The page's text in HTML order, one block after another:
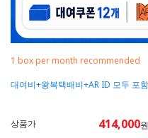
1 box per month recommended
대여비+왕복택배비+AR ID 모두 포함
상품가 414,000원